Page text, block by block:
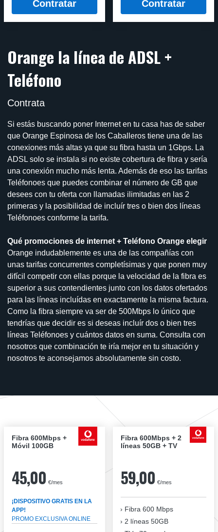
Contratar Contratar
Orange la línea de ADSL +
Teléfono
Contrata
Si estás buscando poner Internet en tu casa has de saber
que Orange Espinosa de los Caballeros tiene una de las
conexiones más altas ya que su fibra hasta un 1Gbps. La
ADSL solo se instala si no existe cobertura de fibra y sería
una conexión mucho más lenta. Además de eso las tarifas
Teléfonoes que puedes combinar el número de GB que
desees con tu oferta con llamadas ilimitadas en las 2
primeras y la posibilidad de incluír tres o bien dos líneas
Teléfonoes conforme la tarifa.
Qué promociones de internet + Teléfono Orange elegir
Orange indudablemente es una de las compañías con
unas tarifas concurrentes completísimas y que ponen muy
difícil competir con ellas porque la velocidad de la fibra es
superior a sus contendientes junto con los datos ofertados
para las líneas incluídas en exactamente la misma factura.
Como la fibra siempre va ser de 500Mbps lo único que
tendrías que decidir es si deseas incluír dos o bien tres
líneas Teléfonoes y cuántos datos en suma. Consulta con
nosotros que combinación te iría mejor en tu situación y
nosotros te aconsejamos absolutamente sin costo.
Fibra 600Mbps +
Móvil 100GB
45,00 €/mes
¡DISPOSITIVO GRATIS EN LA
APP!
PROMO EXCLUSIVA ONLINE
Fibra 600Mbps + 2
líneas 50GB + TV
59,00 €/mes
Fibra 600 Mbps
2 líneas 50GB